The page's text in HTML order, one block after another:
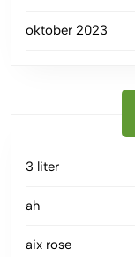
oktober 2023
3 liter
ah
aix rose